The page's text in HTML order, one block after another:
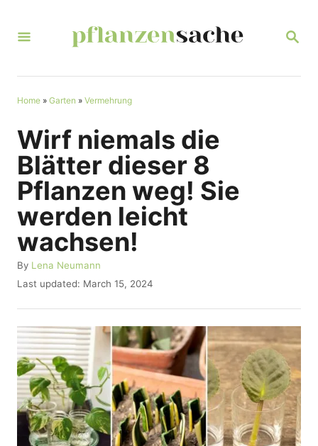
S
R
Home » Garten » Vermehrung
Wirf niemals die
Blätter dieser 8
Pflanzen weg! Sie
werden leicht
wachsen!
By A
u
h
o
r
Lena Neumann
P
s
t
e
d
o
n
Last updated: March 15, 2024